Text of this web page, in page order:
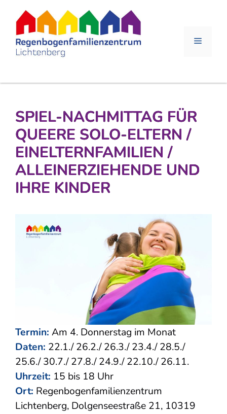
Inhalt
springen
Menü
SPIEL-NACHMITTAG FÜR
QUEERE SOLO-ELTERN /
EINELTERNFAMILIEN /
ALLEINERZIEHENDE UND
IHRE KINDER
Termin: Am 4. Donnerstag im Monat
Daten: 22.1./ 26.2./ 26.3./ 23.4./ 28.5./
25.6./ 30.7./ 27.8./ 24.9./ 22.10./ 26.11.
Uhrzeit: 15 bis 18 Uhr
Ort: Regenbogenfamilienzentrum
Lichtenberg, Dolgenseestraße 21, 10319